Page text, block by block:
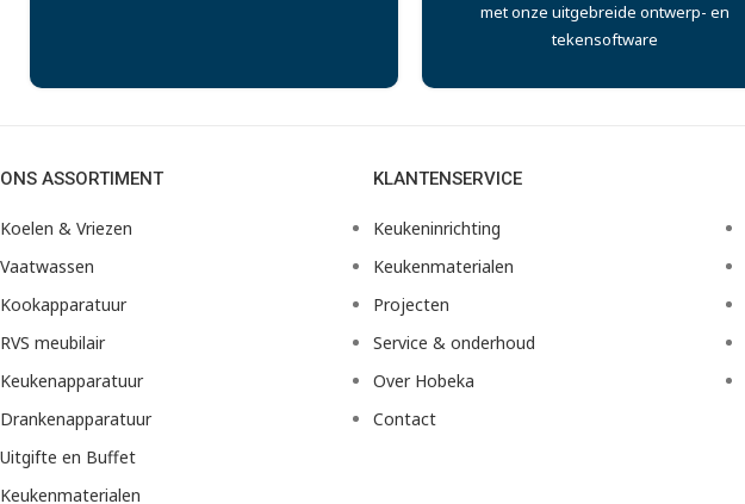
met onze uitgebreide ontwerp- en
tekensoftware
ONS ASSORTIMENT
Koelen & Vriezen
Vaatwassen
Kookapparatuur
RVS meubilair
Keukenapparatuur
Drankenapparatuur
Uitgifte en Buffet
Keukenmaterialen
KLANTENSERVICE
Keukeninrichting
Keukenmaterialen
Projecten
Service & onderhoud
Over Hobeka
Contact